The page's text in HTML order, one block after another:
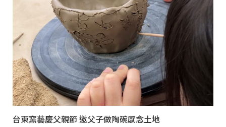
台東窯藝慶父親節 邀父子做陶碗感念土地